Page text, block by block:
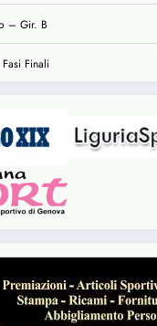
– Gir. B
Finali